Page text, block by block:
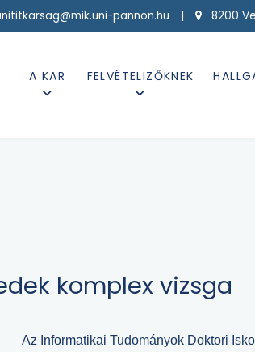
pannon.hu | 8200
A KAR FELVÉTELIZŐKNEK
komplex vizsga
Az Informatikai Tudományok Doktori